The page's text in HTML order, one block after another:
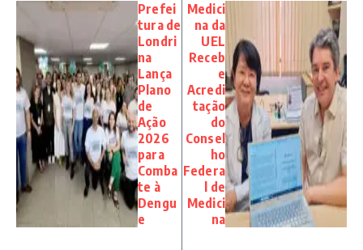
Prefei
tura de
Londri
na
Lança
Plano
de
Ação
2026
para
Comba
te à
Dengu
e
Medici
na da
UEL
Receb
e
Acredi
tação
do
Consel
ho
Federa
l de
Medici
na